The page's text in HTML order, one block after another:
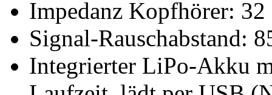
Impedanz Kopfhörer:
Signal-Rauschabstand:
Integrierter LiPo-Akku